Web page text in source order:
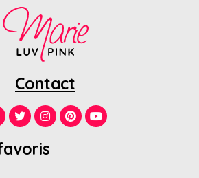
Contact